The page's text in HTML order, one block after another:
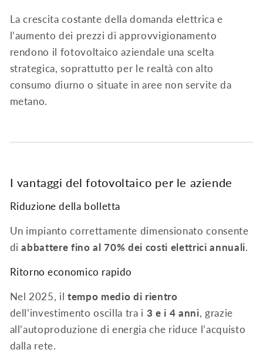
La crescita costante della domanda elettrica e
l’aumento dei prezzi di approvvigionamento
rendono il fotovoltaico aziendale una scelta
strategica, soprattutto per le realtà con alto
consumo diurno o situate in aree non servite da
metano.
I vantaggi del fotovoltaico per le aziende
Riduzione della bolletta
Un impianto correttamente dimensionato consente
diabbattere fino al 70% dei costi elettrici annuali.
Ritorno economico rapido
Nel 2025, iltempo medio di rientro
dell’investimento oscilla tra i 3 e i 4 anni, grazie
all’autoproduzione di energia che riduce l’acquisto
dalla rete.